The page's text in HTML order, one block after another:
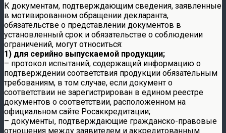
К документам, подтверждающим сведения, заявленные
в мотивированном обращении декларанта,
обязательстве о представлении документов в
установленный срок и обязательстве о соблюдении
ограничений, могут относиться:
1) для серийно выпускаемой продукции;
– протокол испытаний, содержащий информацию о
подтверждении соответствия продукции обязательным
требованиям, в том случае, если документ о
соответствии не зарегистрирован в едином реестре
документов о соответствии, расположенном на
официальном сайте Росаккредитации;
– документы, подтверждающие гражданско-правовые
отношения между заявителем и аккредитованным